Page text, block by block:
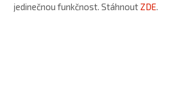
jedinečnou funkčnost. Stáhnout ZDE.